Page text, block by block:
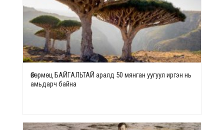
Өвөрмөц БАЙГАЛЬТАЙ аралд 50 мянган уугуул иргэн нь
амьдарч байна